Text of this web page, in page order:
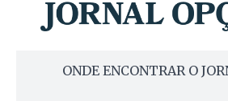
ONDE ENCONTRAR O